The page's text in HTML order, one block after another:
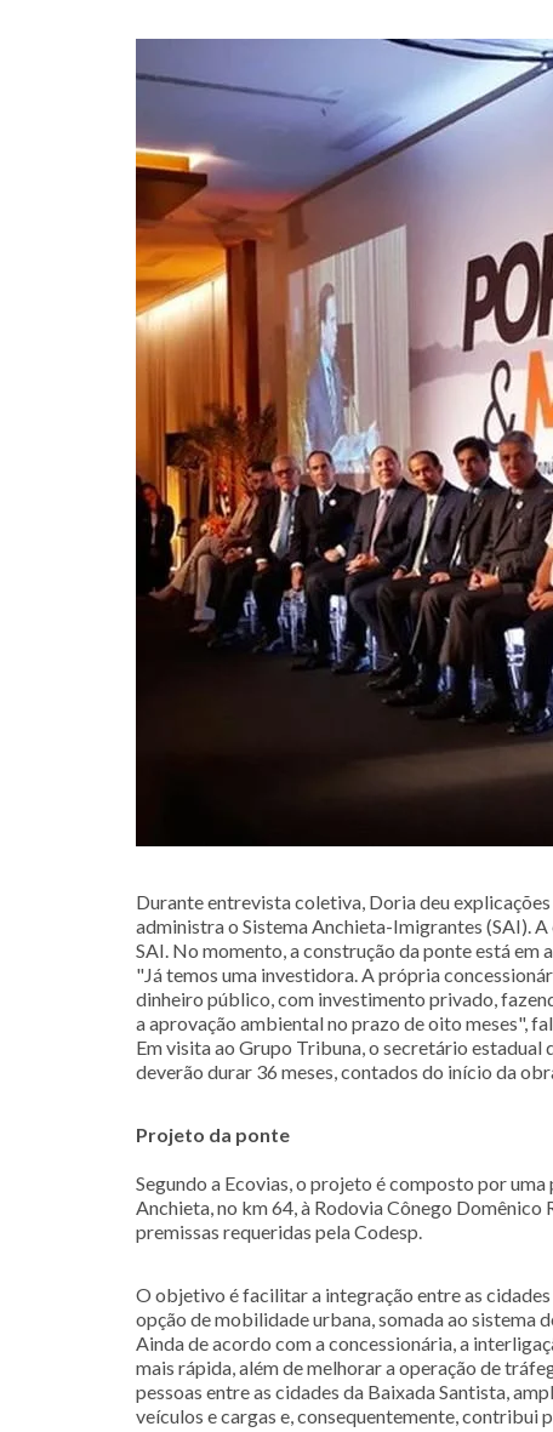
Durante entrevista coletiva, Doria deu
administra o Sistema Anchieta-Imigrantes (SAI).
SAI. No momento, a construção da ponte está em
"Já temos uma investidora. A própria
dinheiro público, com investimento privado,
a aprovação ambiental no prazo de oito meses",
Em visita ao Grupo Tribuna, o secretário
deverão durar 36 meses, contados do início da
Projeto da ponte
Segundo a Ecovias, o projeto é composto por
Anchieta, no km 64, à Rodovia Cônego
premissas requeridas pela Codesp.
O objetivo é facilitar a integração entre as
opção de mobilidade urbana, somada ao sistema
Ainda de acordo com a concessionária, a
mais rápida, além de melhorar a operação de
pessoas entre as cidades da Baixada Santista,
veículos e cargas e, consequentemente, contribui